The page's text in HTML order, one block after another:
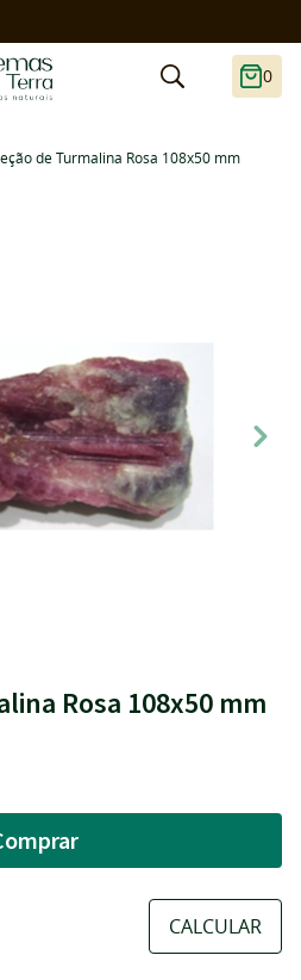
0
de Turmalina Rosa 108x50 mm
Rosa 108x50 mm